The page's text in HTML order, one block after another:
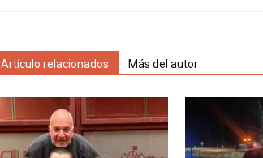
Artículo relacionados Más del autor